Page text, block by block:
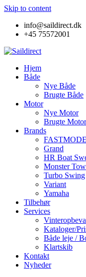
Skip to content
info@saildirect.dk
+45 75572001
Hjem
Både
Nye Både
Brugte Både
Motor
Nye Motor
Brugte Motor
Brands
FASTMODE
Grand
HR Boat
Monster
Turbo Swing
Variant
Yamaha
Tilbehør
Services
Kataloger/
Både leje /
Klartskib
Kontakt
Nyheder